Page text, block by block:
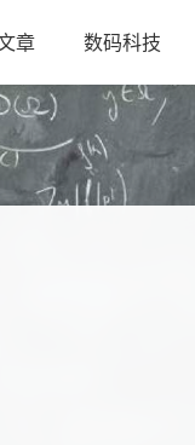
章 数码科技